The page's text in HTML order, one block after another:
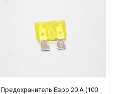
Предохранитель Eвро 20 А (100